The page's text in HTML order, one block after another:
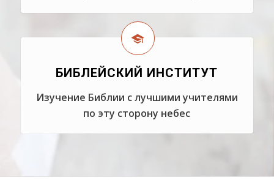
БИБЛЕЙСКИЙ ИНСТИТУТ
Изучение Библии с лучшими учителями
по эту сторону небес